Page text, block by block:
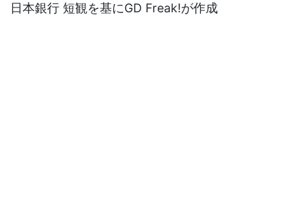
日本銀行 短観を基にGD Freak!が作成